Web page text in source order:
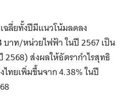
ลี่ยทั้งปีมีแนวโน้มลดลง
บาท/หน่วยไฟฟ้า ในปี 2567 เป็น
2568) ส่งผลให้อัตรากำไรสุทธิ
ทยเพิ่มขึ้นจาก 4.38% ในปี